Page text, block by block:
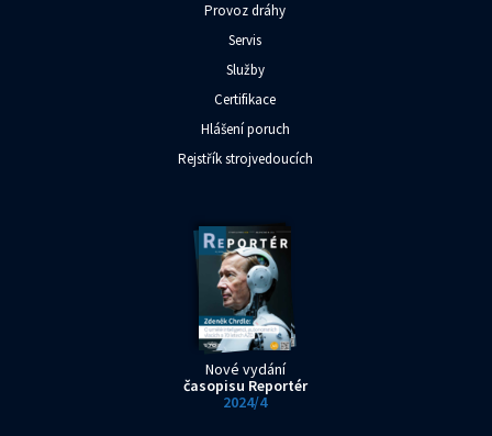
Provoz dráhy
Servis
Služby
Certifikace
Hlášení poruch
Rejstřík strojvedoucích
Nové vydání
časopisu Reportér
2024/4